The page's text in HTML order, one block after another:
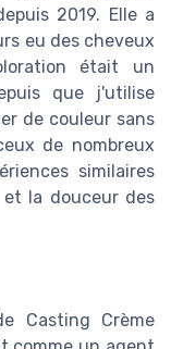
2019. Elle a
eu des cheveux
était un
que j'utilise
de couleur sans
de nombreux
similaires
la douceur des
Casting Crème